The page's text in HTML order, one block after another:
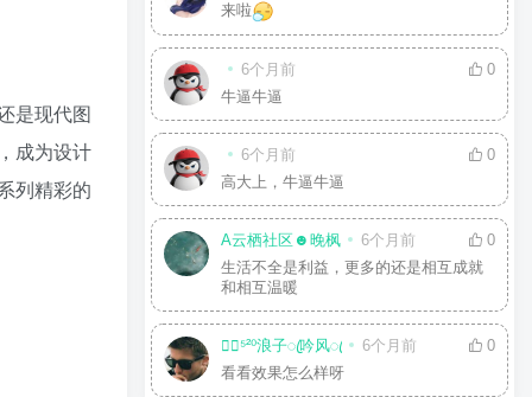
是现代图
成为设计
列精彩的
来啦
6个月前
0
牛逼牛逼
6个月前
0
高大上，牛逼牛逼
A云栖社区☻晚枫 6个月前
0
生活不全是利益，更多的还是相互成就
和相互温暖
☘⃝⁵²⁰浪子ꦿ吟风ꦿ 6个月前
0
看看效果怎么样呀